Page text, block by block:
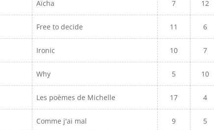
Aïcha 7 12
Free to decide 11 6
Ironic 10 7
Why 5 10
Les poèmes de Michelle 17 4
Comme j'ai mal 9 5